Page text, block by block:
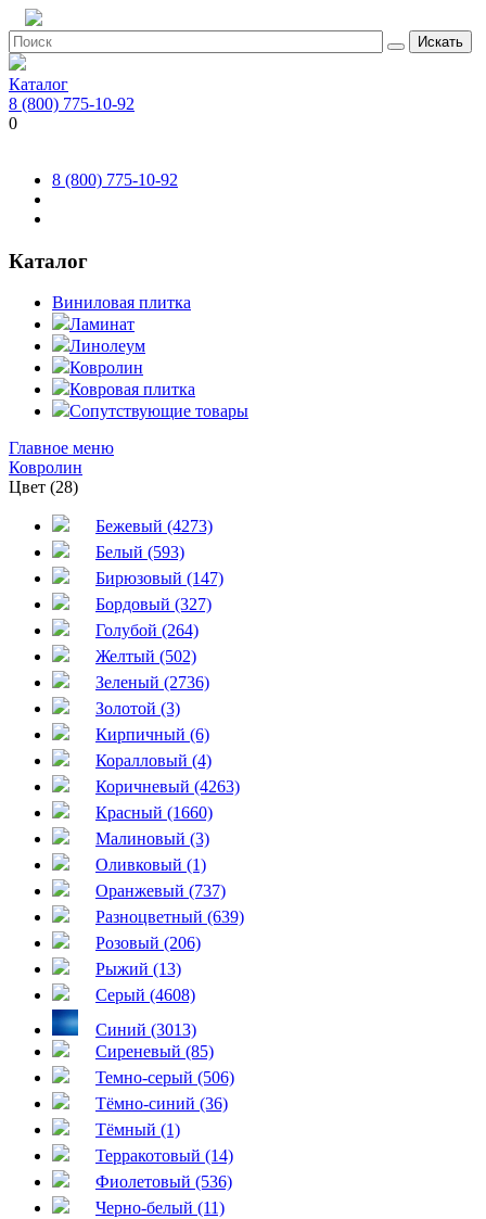
Искать
Каталог
8 (800) 775-10-92
0
8 (800) 775-10-92
Каталог
Виниловая плитка
Ламинат
Линолеум
Ковролин
Ковровая плитка
Сопутствующие товары
Главное меню
Ковролин
Цвет (28)
Бежевый (4273)
Белый (593)
Бирюзовый (147)
Бордовый (327)
Голубой (264)
Желтый (502)
Зеленый (2736)
Золотой (3)
Кирпичный (6)
Коралловый (4)
Коричневый (4263)
Красный (1660)
Малиновый (3)
Оливковый (1)
Оранжевый (737)
Разноцветный (639)
Розовый (206)
Рыжий (13)
Серый (4608)
Синий (3013)
Сиреневый (85)
Темно-серый (506)
Тёмно-синий (36)
Тёмный (1)
Терракотовый (14)
Фиолетовый (536)
Черно-белый (11)